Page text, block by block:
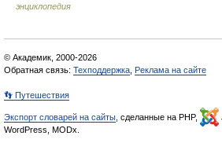
энциклопедия
© Академик, 2000-2026
Обратная связь: Техподдержка Реклама на сайте
👣 Путешествия
Экспорт словарей на сайты , сделанные на PHP,
WordPress, MODx.